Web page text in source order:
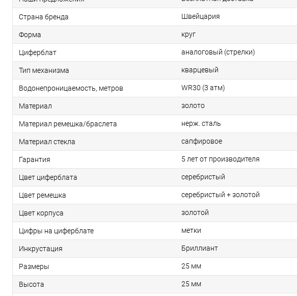
Страна бренда Швейцария
Форма круг
Циферблат аналоговый (стрелки)
Тип механизма кварцевый
Водонепроницаемость, метров WR30 (3 атм)
Материал золото
Материал ремешка/браслета нерж. сталь
Материал стекла сапфировое
Гарантия 5 лет от производителя
Цвет циферблата серебристый
Цвет ремешка серебристый + золотой
Цвет корпуса золотой
Цифры на циферблате метки
Инкрустация Бриллиант
Размеры 25 мм
Высота 25 мм